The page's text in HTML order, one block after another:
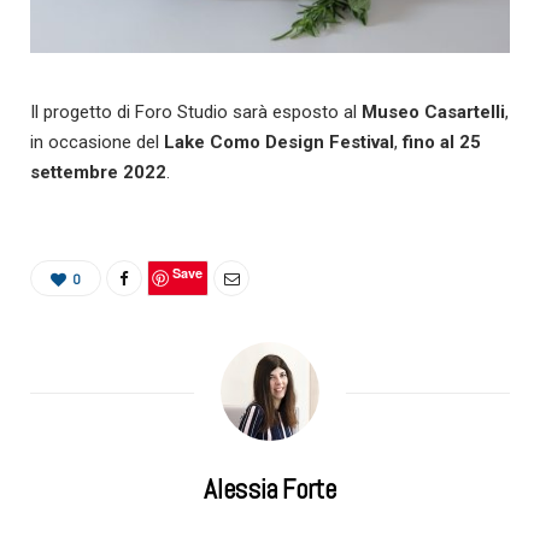
Il progetto di Foro Studio sarà esposto al Museo Casartelli,
in occasione del
Lake Como Design Festival ,fino al 25
settembre 2022.
0 Save
Alessia Forte